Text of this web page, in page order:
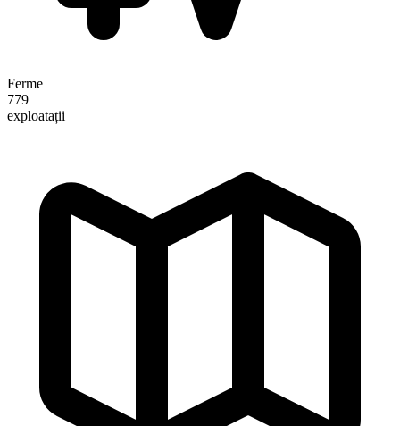
Ferme
779
exploatații